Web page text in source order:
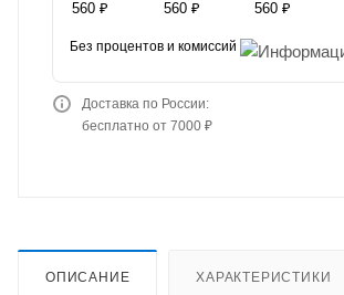
560 ₽ 560 ₽ 560 ₽
Без процентов и комиссий
Доставка по России:
бесплатно от 7000 ₽
ОПИСАНИЕ ХАРАКТЕРИСТИКИ